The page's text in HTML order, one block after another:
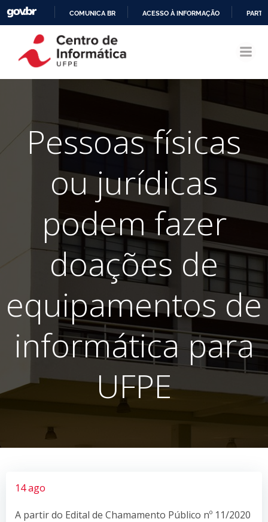
CONTEÚDO
COMUNICA BR ACESSO À INFORMAÇÃO
Pessoas físicas
ou jurídicas
podem fazer
doações de
equipamentos de
informática para
UFPE
14 ago
A partir do Edital de Chamamento Público nº 11/2020